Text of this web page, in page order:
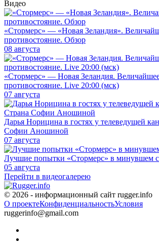
Видео
«Стормерс» — «Новая Зеландия».
противостояние. Обзор
08 августа
«Стормерс» — Новая Зеландия.
противостояние. Live 20:00 (мск)
07 августа
Дарья Норицина в гостях у телеведущей
Софии Аношиной
07 августа
Лучшие попытки «Стормерс» в минувшем
05 августа
Перейти в видеогалерею
© 2026 - информационный сайт rugger.info
О проектеКонфиденциальностьУсловия
ruggerinfo@gmail.com